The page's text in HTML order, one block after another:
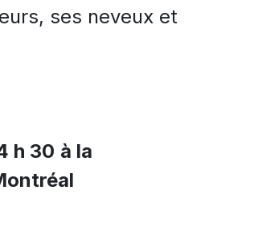
ses neveux et
h 30 à la